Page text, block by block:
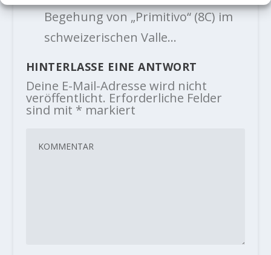
Begehung von „Primitivo“ (8C) im
schweizerischen Valle…
HINTERLASSE EINE ANTWORT
Deine E-Mail-Adresse wird nicht
veröffentlicht. Erforderliche Felder
sind mit * markiert